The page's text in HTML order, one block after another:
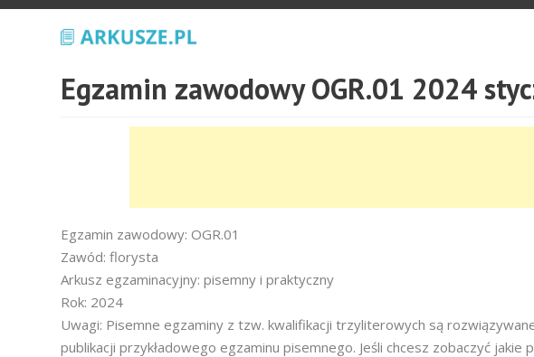
Egzamin zawodowy OGR.01 2024
Egzamin zawodowy: OGR.01
Zawód: florysta
Arkusz egzaminacyjny: pisemny i praktyczny
Rok: 2024
Uwagi: Pisemne egzaminy z tzw. kwalifikacji trzyliterowych są
publikacji przykładowego egzaminu pisemnego. Jeśli chcesz zobaczyć